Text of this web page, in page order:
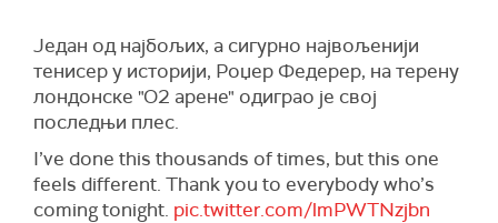
Један од најбољих, а сигурно највољенији
тенисер у историји, Роџер Федерер, на терену
лондонске "О2 арене" одиграо је свој
последњи плес.
I’ve done this thousands of times, but this one
feels different. Thank you to everybody who’s
coming tonight. pic.twitter.com/lmPWTNzjbn